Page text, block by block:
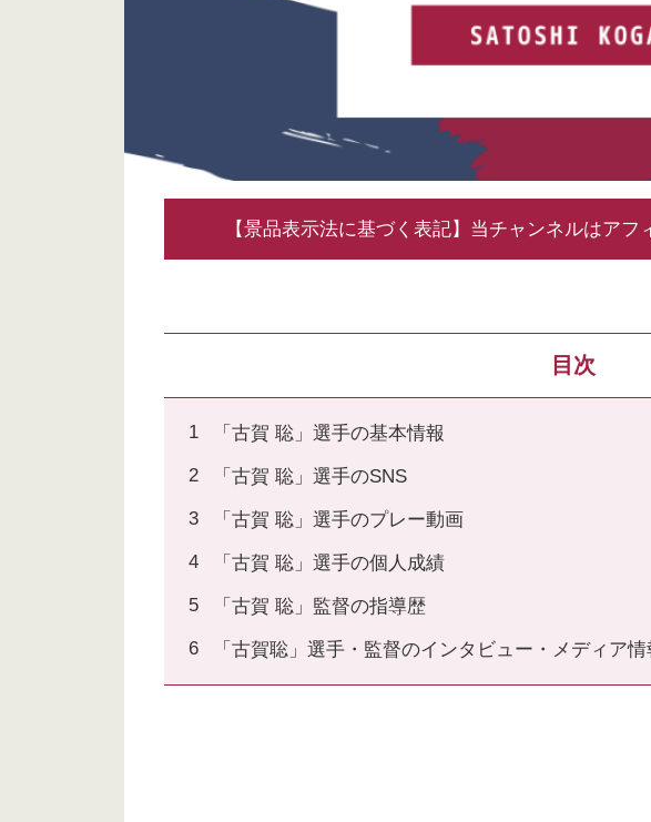
【景品表示法に基づく表記】当チャンネルはア
目次
「古賀 聡」選手の基本情報
「古賀 聡」選手のSNS
「古賀 聡」選手のプレー動画
「古賀 聡」選手の個人成績
「古賀 聡」監督の指導歴
「古賀聡」選手・監督のインタビュー・メディア情